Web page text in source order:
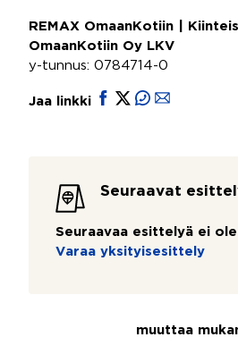
REMAX OmaanKotiin |
OmaanKotiin Oy LKV
y-tunnus: 0784714-0
Jaa linkki
Seuraavat
Seuraavaa esittelyä ei
Varaa yksityisesittely
muuttaa